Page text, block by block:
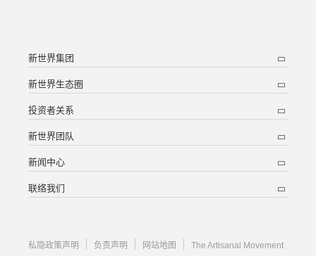
新世界集团
新世界生态圈
投资者关系
新世界团队
新闻中心
联络我们
私隐政策声明 负责声明 网站地图 The Artisanal Movement